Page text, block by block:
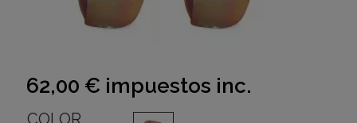
62,00 € impuestos inc.
COLOR